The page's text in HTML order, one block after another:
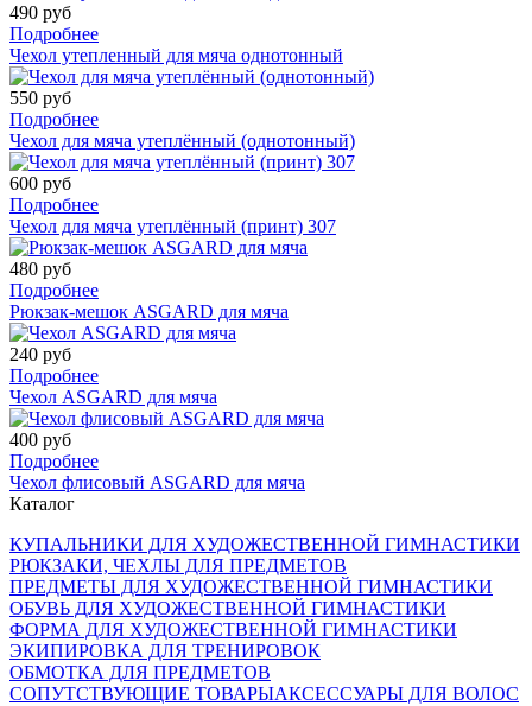
490 руб
Подробнее
Чехол утепленный для мяча однотонный
550 руб
Подробнее
Чехол для мяча утеплённый (однотонный)
600 руб
Подробнее
Чехол для мяча утеплённый (принт) 307
480 руб
Подробнее
Рюкзак-мешок ASGARD для мяча
240 руб
Подробнее
Чехол ASGARD для мяча
400 руб
Подробнее
Чехол флисовый ASGARD для мяча
Каталог
КУПАЛЬНИКИ ДЛЯ ХУДОЖЕСТВЕННОЙ ГИМНАСТИКИ
РЮКЗАКИ, ЧЕХЛЫ ДЛЯ ПРЕДМЕТОВ
ПРЕДМЕТЫ ДЛЯ ХУДОЖЕСТВЕННОЙ ГИМНАСТИКИ
ОБУВЬ ДЛЯ ХУДОЖЕСТВЕННОЙ ГИМНАСТИКИ
ФОРМА ДЛЯ ХУДОЖЕСТВЕННОЙ ГИМНАСТИКИ
ЭКИПИРОВКА ДЛЯ ТРЕНИРОВОК
ОБМОТКА ДЛЯ ПРЕДМЕТОВ
СОПУТСТВУЮЩИЕ ТОВАРЫАКСЕССУАРЫ ДЛЯ ВОЛОС